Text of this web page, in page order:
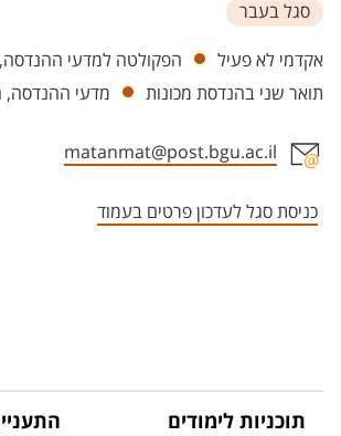
סגל בעבר
יחידות
אקדמי לא פעיל
הפקולטה למדעי
תואר שני בהנדסת מכונות
מדעי ההנדסה,
matanmat@post.bgu.ac.il
כניסת סגל לעדכון פרטים בעמוד
תוכניות לימודים